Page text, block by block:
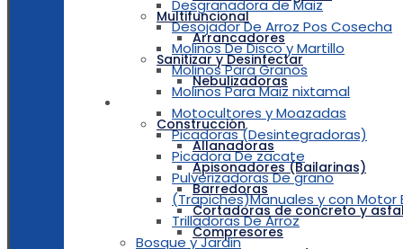
Multifuncional
Arrancadores
Sanitizar y Desinfectar
Nebulizadoras
MAQUINARIA DE CONSTRUCCIÓN
Construcción
Allanadoras
Apisonadores (Bailarinas)
Barredoras
Cortadoras de concreto y
Compresores
Desgranadora de Maiz
Desojador De Arroz Pos Cosecha
Molinos De Disco y Martillo
Molinos Para Granos
Molinos Para Maiz nixtamal
Motocultores y Moazadas
Picadoras (Desintegradoras)
Picadora De zacate
Pulverizadoras De grano
(Trapiches)Manuales y con Motor
Trilladoras De Arroz
Bosque y Jardin